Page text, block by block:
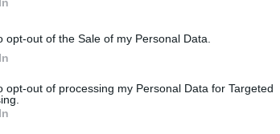
opt-out of the Sale of my Personal Data.
opt-out of processing my Personal Data for Targeted